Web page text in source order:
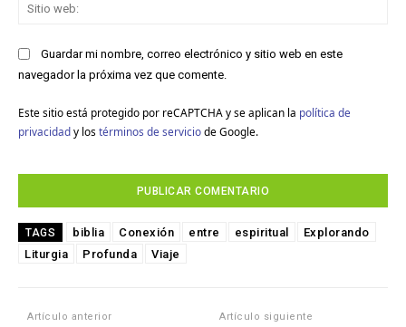
Guardar mi nombre, correo electrónico y sitio web en este
navegador la próxima vez que comente.
Este sitio está protegido por reCAPTCHA y se aplican la política de
privacidady los términos de serviciode Google.
TAGS biblia Conexión entre espiritual
Explorando
Liturgia
Profunda Viaje
Artículo anterior Artículo siguiente